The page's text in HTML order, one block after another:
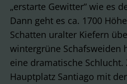
„erstarte Gewitter“ wie es
Dann geht es ca. 1700
Schatten uralter Kiefern
wintergrüne Schafsweiden
eine dramatische Schlucht.
Hauptplatz Santiago mit